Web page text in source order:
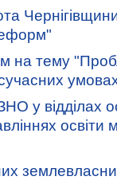
на тему
у відділах
освіти